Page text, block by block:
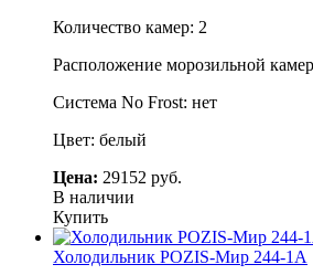
Количество камер: 2
Расположение морозильной
Система No Frost: нет
Цвет: белый
Цена: 29152 руб.
В наличии
Купить
Холодильник POZIS-Мир 244-1А